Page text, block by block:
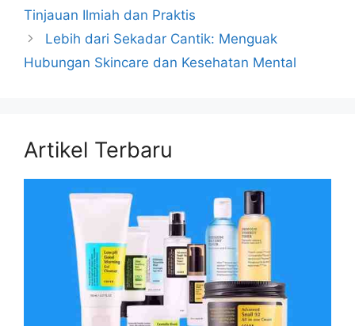
Tinjauan Ilmiah dan Praktis
Lebih dari Sekadar Cantik: Menguak
Hubungan Skincare dan Kesehatan Mental
Artikel Terbaru